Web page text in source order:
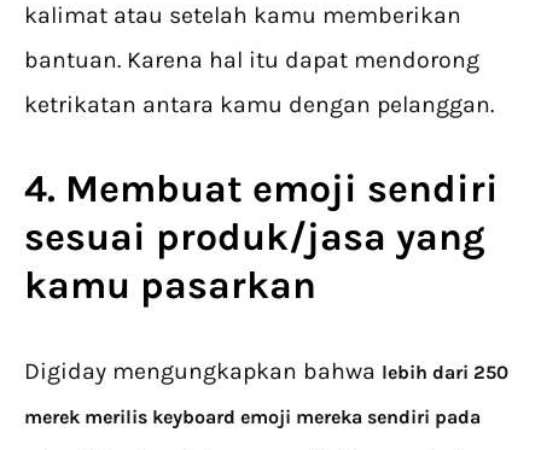
kalimat atau setelah kamu memberikan
bantuan. Karena hal itu dapat mendorong
ketrikatan antara kamu dengan pelanggan.
4. Membuat emoji sendiri
sesuai produk/jasa yang
kamu pasarkan
Digiday mengungkapkan bahwa lebih dari 250
merek merilis keyboard emoji mereka sendiri pada